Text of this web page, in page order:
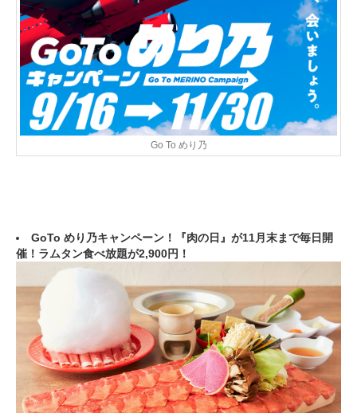
Go To めり乃
GoTo めり乃キャンペーン！『肉の日』が11月末まで毎日開
催！ラムタン食べ放題が2,900円！